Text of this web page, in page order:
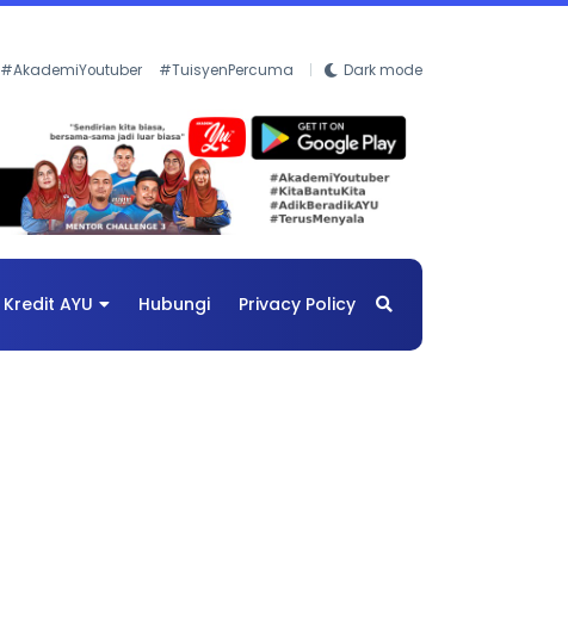
#AkademiYoutuber #TuisyenPercuma Dark mode
Kredit AYU Hubungi Privacy Policy